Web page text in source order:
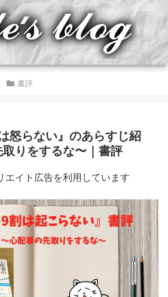
書評
怒らない』のあらすじ紹
りをするな〜｜書評
イト広告を利用しています